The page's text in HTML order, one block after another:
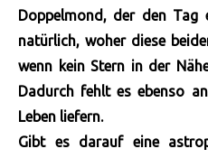
Doppelmond, der den
natürlich, woher diese
wenn kein Stern in der
Dadurch fehlt es ebenso
Leben liefern.
Gibt es darauf eine